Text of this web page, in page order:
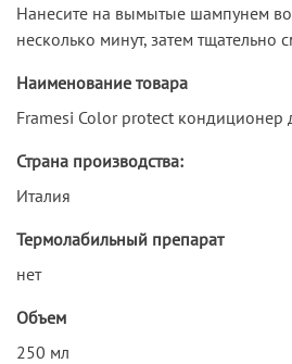
Нанесите на вымытые шампунем
несколько минут, затем тщательно
Наименование товара
Framesi Color protect кондиционер
Страна производства:
Италия
Термолабильный препарат
нет
Объем
250 мл